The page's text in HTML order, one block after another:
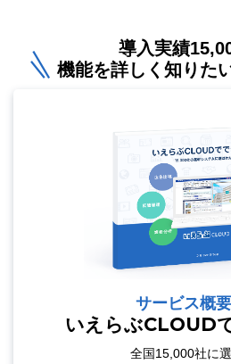
導入実績
機能を詳しく知りた
サービス概
いえらぶCLOUD
全国15,000社に